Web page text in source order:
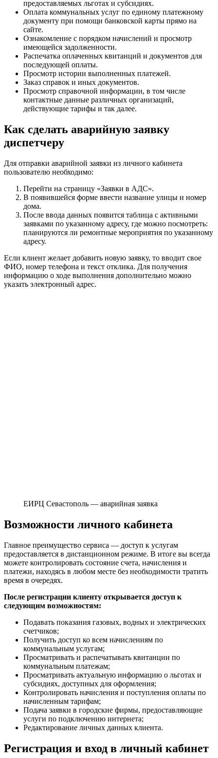
предоставляемых льготах и субсидиях.
Оплата коммунальных услуг по единому платежному
документу при помощи банковской карты прямо на
сайте.
Ознакомление с порядком начислений и просмотр
имеющейся задолженности.
Распечатка оплаченных квитанций и документов для
последующей оплаты.
Просмотр истории выполненных платежей.
Заказ справок и иных документов.
Просмотр справочной информации, в том числе
контактные данные различных организаций,
действующие тарифы и так далее.
Как сделать аварийную заявку
диспетчеру
Для отправки аварийной заявки из личного кабинета
пользователю необходимо:
Перейти на страницу «Заявки в АДС».
В появившейся форме ввести название улицы и номер
дома.
После ввода данных появится таблица с активными
заявками по указанному адресу, где можно посмотреть:
планируются ли ремонтные мероприятия по указанному
адресу.
Если клиент желает добавить новую заявку, то вводит свое
ФИО, номер телефона и текст отклика. Для получения
информацию о ходе выполнения дополнительно можно
указать электронный адрес.
ЕИРЦ Севастополь — аварийная заявка
Возможности личного кабинета
Главное преимущество сервиса — доступ к услугам
предоставляется в дистанционном режиме. В итоге вы всегда
можете контролировать состояние счета, начисления и
платежи, находясь в любом месте без необходимости тратить
время в очередях.
После регистрации клиенту открывается доступ к
следующим возможностям:
Подавать показания газовых, водных и электрических
счетчиков;
Получить доступ ко всем начислениям по
коммунальным услугам;
Просматривать и распечатывать квитанции по
коммунальным платежам;
Просматривать актуальную информацию о льготах и
субсидиях, доступных для оформления;
Контролировать начисления и поступления оплаты по
начисленным тарифам;
Подача заявки в городские фирмы, предоставляющие
услуги по подключению интернета;
Редактирование личных данных клиента.
Регистрация и вход в личный кабинет